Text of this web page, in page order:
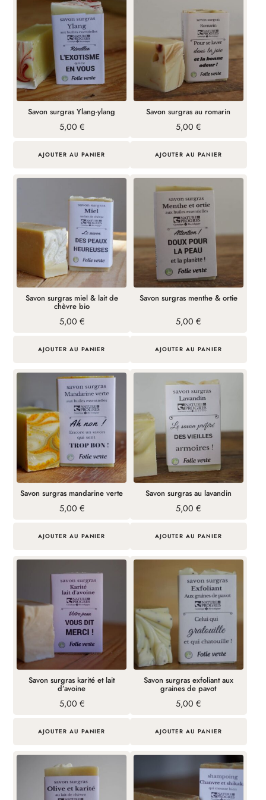
Savon surgras Ylang-ylang
5,00 €
AJOUTER AU PANIER
Savon surgras au romarin
5,00€
AJOUTER AU PANIER
Savon surgras miel & lait de
chèvre bio
5,00 €
AJOUTER AU PANIER
Savon surgras menthe & ortie
5,00€
AJOUTER AU PANIER
Savon surgras mandarine verte
5,00 €
AJOUTER AU PANIER
Savon surgras au lavandin
5,00€
AJOUTER AU PANIER
Savon surgras karité et lait
d’avoine
5,00 €
AJOUTER AU PANIER
Savon surgras exfoliant aux
graines de pavot
5,00€
AJOUTER AU PANIER